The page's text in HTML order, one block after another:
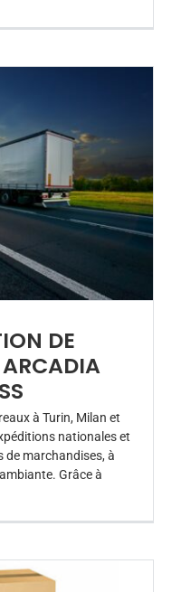
DE
ARCADIA
à Turin, Milan et
nationales et
de marchandises, à
Grâce à